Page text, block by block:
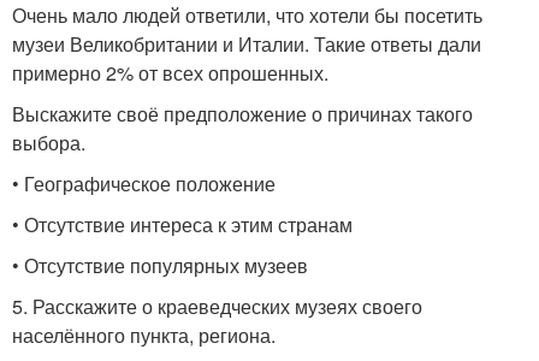
Очень мало людей ответили, что хотели бы посетить
музеи Великобритании и Италии. Такие ответы дали
примерно 2% от всех опрошенных.
Выскажите своё предположение о причинах такого
выбора.
• Географическое положение
• Отсутствие интереса к этим странам
• Отсутствие популярных музеев
5. Расскажите о краеведческих музеях своего
населённого пункта, региона.